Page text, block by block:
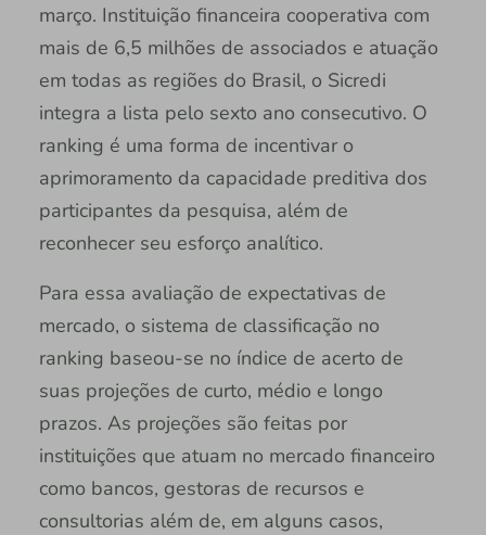
março. Instituição financeira cooperativa com
mais de 6,5 milhões de associados e atuação
em todas as regiões do Brasil, o Sicredi
integra a lista pelo sexto ano consecutivo. O
ranking é uma forma de incentivar o
aprimoramento da capacidade preditiva dos
participantes da pesquisa, além de
reconhecer seu esforço analítico.
Para essa avaliação de expectativas de
mercado, o sistema de classificação no
ranking baseou-se no índice de acerto de
suas projeções de curto, médio e longo
prazos. As projeções são feitas por
instituições que atuam no mercado financeiro
como bancos, gestoras de recursos e
consultorias além de, em alguns casos,